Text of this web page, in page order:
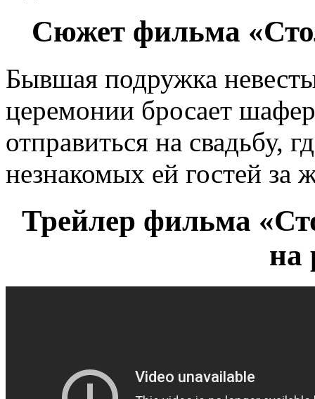
Сюжет фильма
Бывшая подружка
церемонии бросает
отправиться на свадьбу,
незнакомых ей гостей за
Трейлер фильма
на